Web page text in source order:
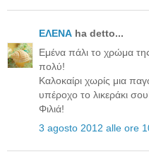
ΕΛΕΝΑ ha detto...
Εμένα πάλι το χρώμα
πολύ!
Καλοκαίρι χωρίς μια
υπέροχο το λικεράκι
Φιλιά!
3 agosto 2012 alle ore